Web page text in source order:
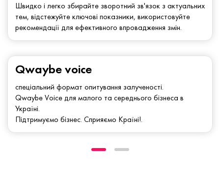
Qwaybe voice
спеціальний формат опитування залученості.
Qwaybe Voice для малого та середнього бізнеса в
Україні.
Підтримуємо бізнес. Сприяємо Країні!.
Швидко і легко збирайте зворотний зв'язок з актуальних
тем, відстежуйте ключові показники, використовуйте
рекомендації для ефективного впровадження змін.